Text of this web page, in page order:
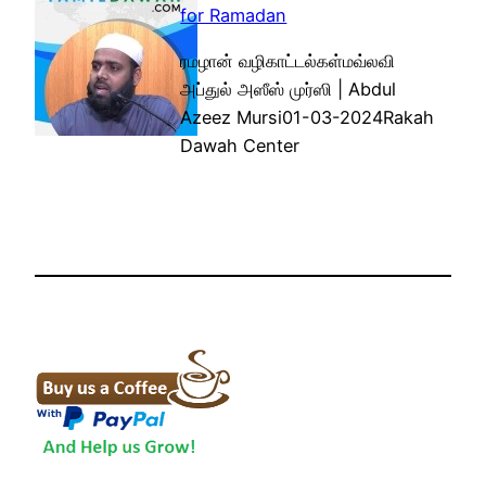
for Ramadan
ரமழான் வழிகாட்டல்கள்மவ்லவி
அப்துல் அஸீஸ் முர்ஸி | Abdul
Azeez Mursi01-03-2024Rakah
Dawah Center